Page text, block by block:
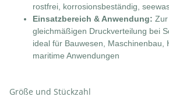
rostfrei, korrosionsbeständig,
Einsatzbereich & Anwendung: Zur
gleichmäßigen Druckverteilung bei
ideal für Bauwesen, Maschinenbau,
maritime Anwendungen
Größe und Stückzahl